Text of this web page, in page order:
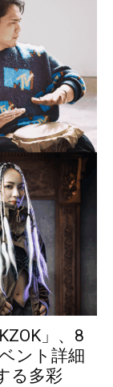
」、8
ント詳細
る多彩